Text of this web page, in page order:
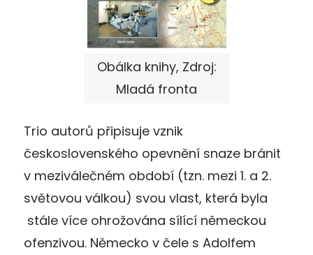
Obálka knihy, Zdroj:
Mladá fronta
Trio autorů připisuje vznik
československého opevnění snaze bránit
v meziválečném období (tzn. mezi 1. a 2.
světovou válkou) svou vlast, která byla
stále více ohrožována sílící německou
ofenzivou. Německo v čele s Adolfem